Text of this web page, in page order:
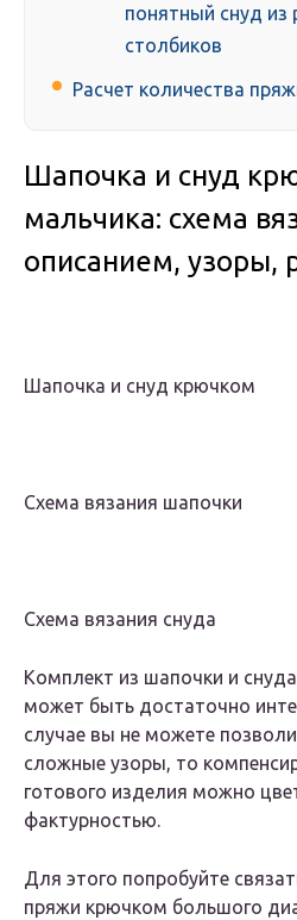
понятный снуд из
столбиков
Расчет количества
Шапочка и снуд
мальчика: схема
описанием, узоры,
Шапочка и снуд крючком
Схема вязания шапочки
Схема вязания снуда
Комплект из шапочки и
может быть достаточно
случае вы не можете
сложные узоры, то
готового изделия можно
фактурностью.
Для этого попробуйте
пряжи крючком большого